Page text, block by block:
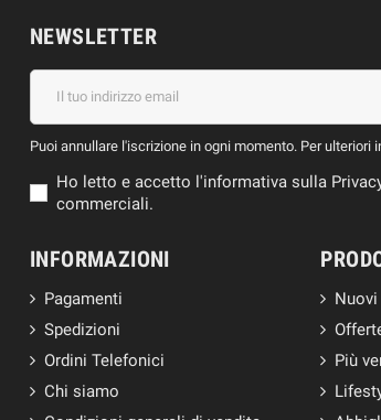
NEWSLETTER
Puoi annullare l'iscrizione in ogni momento. Per ulteriori
Ho letto e accetto l'informativa sulla
commerciali.
INFORMAZIONI
Pagamenti
Spedizioni
Ordini Telefonici
Chi siamo
Più